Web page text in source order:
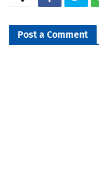
Post a Comment